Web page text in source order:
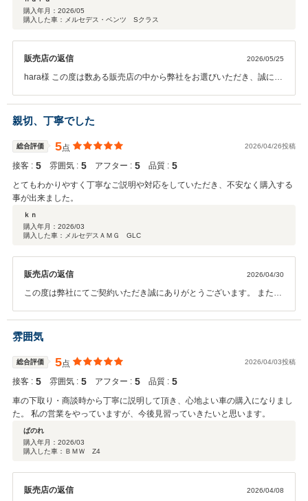
購入年月： 2026/05
購入した車：メルセデス・ベンツ Sクラス
販売店の返信 2026/05/25
hara様 この度は数ある販売店の中から弊社をお選びいただき、誠にあ
変嬉しく思っております。 「接客めっちゃいい」とのお言葉もスタッ
フ一同の励みになります。 今後のカーライフもしっかりサポートさせ
親切、丁寧でした
総合評価 5点 2026/04/26投稿
接客 : 5 雰囲気 : 5 アフター : 5 品質 : 5
とてもわかりやすく丁寧なご説明や対応をしていただき、不安なく購入する
事が出来ました。
ｋｎ
購入年月： 2026/03
購入した車：メルセデスＡＭＧ GLC
販売店の返信 2026/04/30
この度は弊社にてご契約いただき誠にありがとうございます。 また、
励みになります。 ご不安なくご購入いただけたとのこと、何よりでご
ざいます。 今後のメンテナンスやお乗り換えの際も、ぜひ当店にお任
すぐご連絡ください。 末永いお付き合いのほど、よろしくお願い申し
上げます。
雰囲気
総合評価 5点 2026/04/03投稿
接客 : 5 雰囲気 : 5 アフター : 5 品質 : 5
車の下取り・商談時から丁寧に説明して頂き、心地よい車の購入になりまし
た。 私の営業をやっていますが、今後見習っていきたいと思います。
ぱのれ
購入年月： 2026/03
購入した車：ＢＭＷ Z4
販売店の返信 2026/04/08